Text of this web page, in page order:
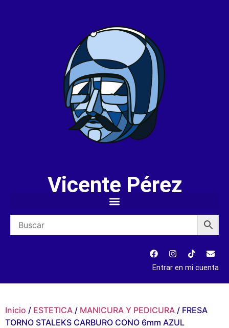
Vicente Pérez
Entrar en mi cuenta
Inicio / ESTETICA / MANICURA Y PEDICURA / FRESA
TORNO STALEKS CARBURO CONO 6mm AZUL